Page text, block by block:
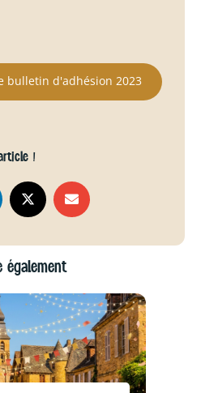
bulletin d'adhésion 2023
!
également